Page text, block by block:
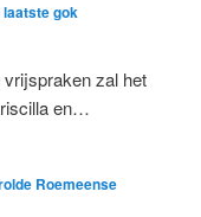
gok
zal het
en…
Roemeense